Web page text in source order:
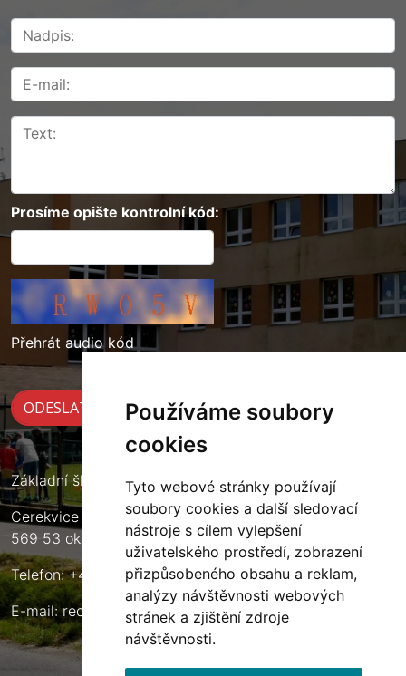
Používáme soubory
cookies
Tyto webové stránky používají
soubory cookies a další sledovací
nástroje s cílem vylepšení
uživatelského prostředí, zobrazení
přizpůsobeného obsahu a reklam,
analýzy návštěvnosti webových
stránek a zjištění zdroje
návštěvnosti.
Prosíme opište kontrolní kód:
Přehrát audio kód
Základní škola Cerekvice nad Loučnou
Cerekvice nad Loučnou 135
569 53 okres Svitavy
Telefon: +420 461 633 140
E-mail:reditel@zscerekvice.cz